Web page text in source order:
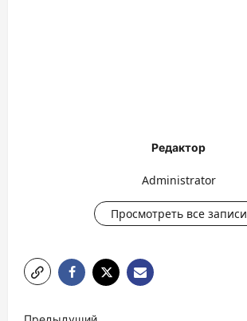
Редактор
Administrator
Просмотреть все записи